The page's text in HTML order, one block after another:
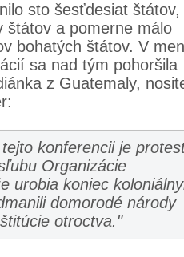
sto šesťdesiat štátov,
štátov a pomerne málo
bohatých štátov. V
sa nad tým pohoršila
z Guatemaly,
konferencii je
Organizácie
urobia koniec
domorodé národy
otroctva."